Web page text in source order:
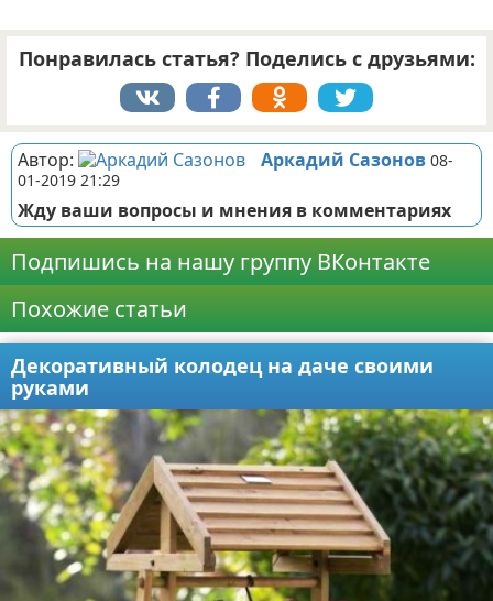
Понравилась статья? Поделись с друзьями:
Автор: Аркадий Сазонов 08-
01-2019 21:29
Жду ваши вопросы и мнения в комментариях
Подпишись на нашу группу ВКонтакте
Похожие статьи
Декоративный колодец на даче своими
руками